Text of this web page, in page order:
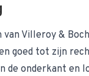
van Villeroy &
goed tot zijn
de onderkant en